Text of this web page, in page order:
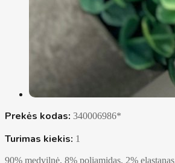
Prekės kodas: 340006986*
Turimas kiekis: 1
90% medvilnė, 8% poliamidas, 2% elastanas